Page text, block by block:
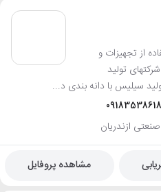
از تجهیزات و
تولید
سیلیس با دانه بندی د...
09183538618
ازندریان
مشاهده پروفایل